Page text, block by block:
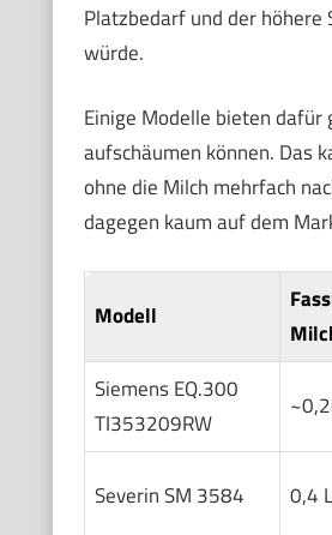
Platzbedarf und der
würde.
Einige Modelle bieten
aufschäumen können. Das
ohne die Milch mehrfach
dagegen kaum auf dem
Modell
Siemens EQ.300
TI353209RW
Severin SM 3584 0,4